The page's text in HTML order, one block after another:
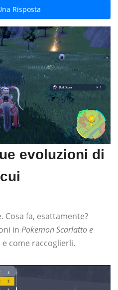
Risposta
evoluzioni di
Cosa fa, esattamente?
in Pokemon Scarlatto e
e come raccoglierli.